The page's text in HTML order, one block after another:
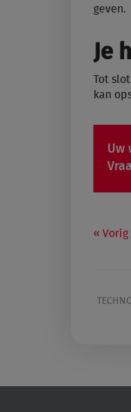
geven.
Je
Tot
kan
Uw
Vorig